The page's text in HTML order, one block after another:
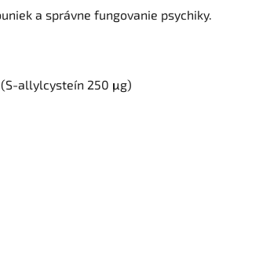
a správne fungovanie psychiky.
allylcysteín 250 μg)